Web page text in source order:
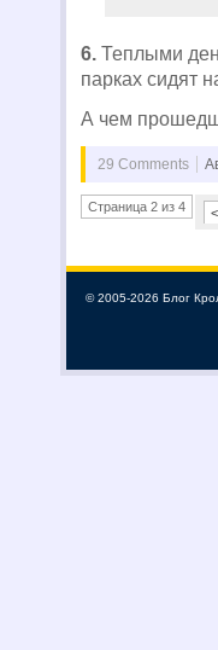
6. Теплыми
парках сидят
А чем
29 Comments
Страница 2 из 4 <
© 2005-2026 Блог